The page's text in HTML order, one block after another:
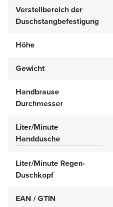
Verstellbereich der
Duschstangbefestigung
Höhe
Gewicht
Handbrause
Durchmesser
Liter/Minute
Handdusche
Liter/Minute Regen-
Duschkopf
EAN / GTIN